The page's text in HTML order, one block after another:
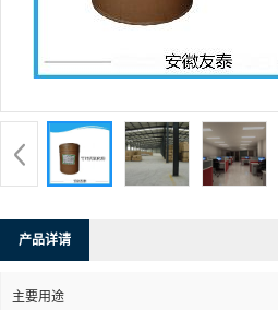
产品详请
主要用途